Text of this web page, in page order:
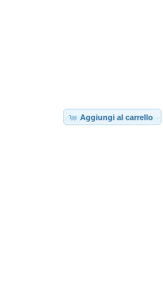
Aggiungi al carrello